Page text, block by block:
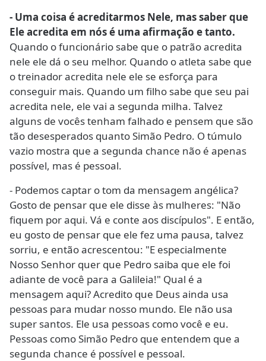
- Uma coisa é acreditarmos Nele, mas saber que
Ele acredita em nós é uma afirmação e tanto.
Quando o funcionário sabe que o patrão acredita
nele ele dá o seu melhor. Quando o atleta sabe que
o treinador acredita nele ele se esforça para
conseguir mais. Quando um filho sabe que seu pai
acredita nele, ele vai a segunda milha. Talvez
alguns de vocês tenham falhado e pensem que são
tão desesperados quanto Simão Pedro. O túmulo
vazio mostra que a segunda chance não é apenas
possível, mas é pessoal.
- Podemos captar o tom da mensagem angélica?
Gosto de pensar que ele disse às mulheres: "Não
fiquem por aqui. Vá e conte aos discípulos". E então,
eu gosto de pensar que ele fez uma pausa, talvez
sorriu, e então acrescentou: "E especialmente
Nosso Senhor quer que Pedro saiba que ele foi
adiante de você para a Galileia!" Qual é a
mensagem aqui? Acredito que Deus ainda usa
pessoas para mudar nosso mundo. Ele não usa
super santos. Ele usa pessoas como você e eu.
Pessoas como Simão Pedro que entendem que a
segunda chance é possível e pessoal.